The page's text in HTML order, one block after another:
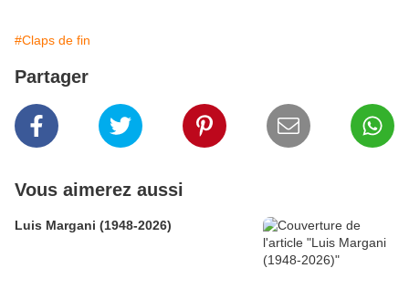
#Claps de fin
Partager
Vous aimerez aussi
Luis Margani (1948-2026)